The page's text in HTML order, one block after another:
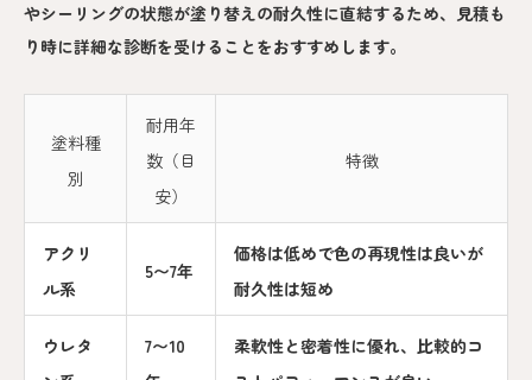
やシーリングの状態が塗り替えの耐久性に直結するため、見積も
り時に詳細な診断を受けることをおすすめします。
塗料種
別
耐用年
数（目
安）
特徴
アクリ
ル系
5〜7年
価格は低めで色の再現性は良いが
耐久性は短め
ウレタ
7〜10
柔軟性と密着性に優れ、比較的コ